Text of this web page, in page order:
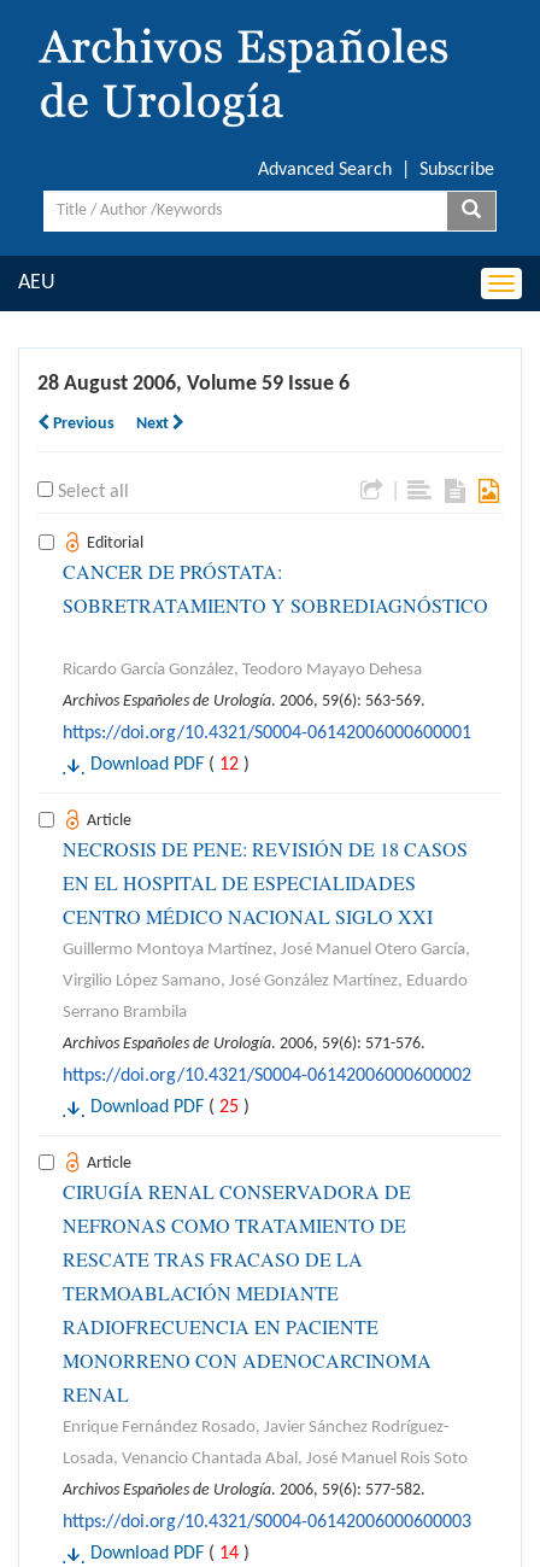
Advanced Search Subscribe
AEU
28 August 2006, Volume 59 Issue 6
Previous Next
Select all
Editorial
CANCER DE PRÓSTATA:
SOBRETRATAMIENTO Y SOBREDIAGNÓSTICO
Ricardo García González, Teodoro Mayayo Dehesa
Archivos Españoles de Urología. 2006, 59(6): 563-569.
https://doi.org/10.4321/S0004-06142006000600001
Download PDF ( 12 )
Article
NECROSIS DE PENE: REVISIÓN DE 18 CASOS
EN EL HOSPITAL DE ESPECIALIDADES
CENTRO MÉDICO NACIONAL SIGLO XXI
Guillermo Montoya Martínez, José Manuel Otero García,
Virgilio López Samano, José González Martínez, Eduardo
Serrano Brambila
Archivos Españoles de Urología. 2006, 59(6): 571-576.
https://doi.org/10.4321/S0004-06142006000600002
Download PDF ( 25 )
Article
CIRUGÍA RENAL CONSERVADORA DE
NEFRONAS COMO TRATAMIENTO DE
RESCATE TRAS FRACASO DE LA
TERMOABLACIÓN MEDIANTE
RADIOFRECUENCIA EN PACIENTE
MONORRENO CON ADENOCARCINOMA
RENAL
Enrique Fernández Rosado, Javier Sánchez Rodríguez-
Losada, Venancio Chantada Abal, José Manuel Rois Soto
Archivos Españoles de Urología. 2006, 59(6): 577-582.
https://doi.org/10.4321/S0004-06142006000600003
Download PDF ( 14 )